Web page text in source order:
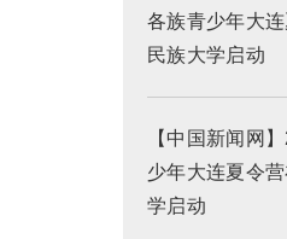
各族青少年大
民族大学启动
【中国新闻网
少年大连夏令
学启动